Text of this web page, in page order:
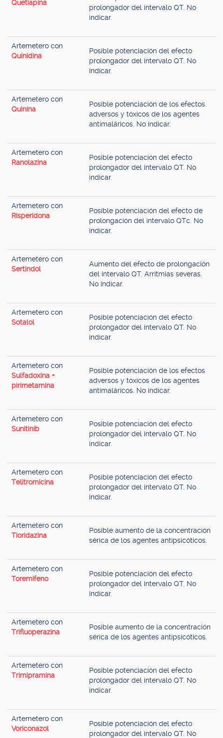
Quetiapina
prolongador del intervalo QT. No
indicar.
Artemetero con
Quinidina
Posible potenciación del efecto
prolongador del intervalo QT. No
indicar.
Artemetero con
Quinina
Posible potenciación de los efectos
adversos y tóxicos de los agentes
antimaláricos. No indicar.
Artemetero con
Ranolazina
Posible potenciación del efecto
prolongador del intervalo QT. No
indicar.
Artemetero con
Risperidona
Posible potenciación del efecto de
prolongación del intervalo QTc. No
indicar.
Artemetero con
Sertindol
Aumento del efecto de prolongación
del intervalo QT. Arritmias severas.
No indicar.
Artemetero con
Sotalol
Posible potenciación del efecto
prolongador del intervalo QT. No
indicar.
Artemetero con
Sulfadoxina +
pirimetamina
Posible potenciación de los efectos
adversos y tóxicos de los agentes
antimaláricos. No indicar.
Artemetero con
Sunitinib
Posible potenciación del efecto
prolongador del intervalo QT. No
indicar.
Artemetero con
Telitromicina
Posible potenciación del efecto
prolongador del intervalo QT. No
indicar.
Artemetero con
Tioridazina
Posible aumento de la concentración
sérica de los agentes antipsicóticos.
Artemetero con
Toremifeno
Posible potenciación del efecto
prolongador del intervalo QT. No
indicar.
Artemetero con
Trifluoperazina
Posible aumento de la concentración
sérica de los agentes antipsicóticos.
Artemetero con
Trimipramina
Posible potenciación del efecto
prolongador del intervalo QT. No
indicar.
Artemetero con
Voriconazol
Posible potenciación del efecto
prolongador del intervalo QT. No